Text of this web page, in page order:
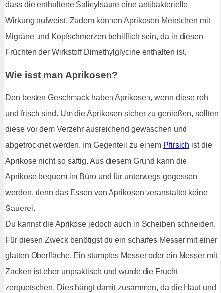
dass die enthaltene Salicylsäure eine antibakterielle
Wirkung aufweist. Zudem können Aprikosen Menschen mit
Migräne und Kopfschmerzen behilflich sein, da in diesen
Früchten der Wirkstoff Dimethylglycine enthalten ist.
Wie isst man Aprikosen?
Den besten Geschmack haben Aprikosen, wenn diese roh
und frisch sind. Um die Aprikosen sicher zu genießen, sollten
diese vor dem Verzehr ausreichend gewaschen und
abgetrocknet werden. Im Gegenteil zu einem Pfirsich ist die
Aprikose nicht so saftig. Aus diesem Grund kann die
Aprikose bequem im Büro und für unterwegs gegessen
werden, denn das Essen von Aprikosen veranstaltet keine
Sauerei.
Du kannst die Aprikose jedoch auch in Scheiben schneiden.
Für diesen Zweck benötigst du ein scharfes Messer mit einer
glatten Oberfläche. Ein stumpfes Messer oder ein Messer mit
Zacken ist eher unpraktisch und würde die Frucht
zerquetschen. Dies hängt damit zusammen, da die Haut und